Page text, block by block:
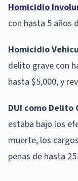
Homicidio
con hasta 5 años
Homicidio
delito grave con
hasta $5,000, y
DUI como Delito
estaba bajo los
muerte, los
penas de hasta